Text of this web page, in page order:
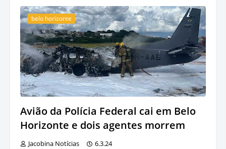
belo horizonte
Avião da Polícia Federal cai em Belo
Horizonte e dois agentes morrem
Jacobina Notícias
6.3.24